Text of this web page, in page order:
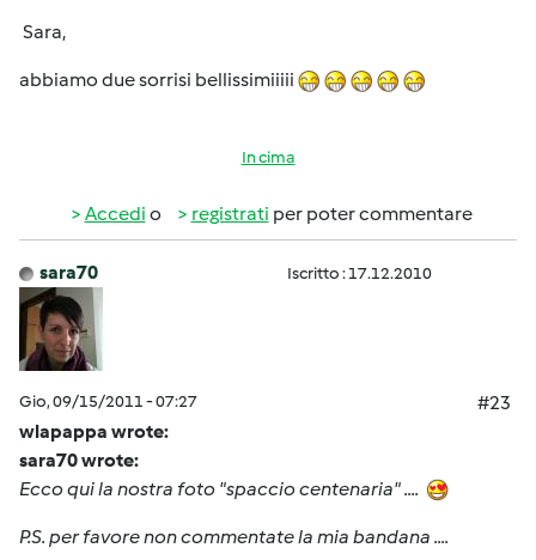
Sara,
abbiamo due sorrisi bellissimiiiii
In cima
Accedi o registrati per poter commentare
sara70 Iscritto : 17.12.2010
Gio, 09/15/2011 - 07:27
#23
wlapappa wrote:
sara70 wrote:
Ecco qui la nostra foto "spaccio centenaria" ....
P.S. per favore non commentate la mia bandana ....